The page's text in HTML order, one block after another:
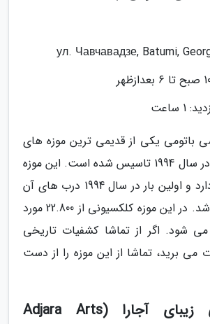
ساعت
باتومی یکی از قدیمی ترین موزه های
این شهر است که در سال 1994 تاسیس شده است. این موزه
تاریخی 100 ساله دارد و اولین بار در سال 1994 درب های آن
روی عموم گشوده شد. در این موزه کلکسیونی از 22.800 مورد
شود. اگر از تماشا کشفیات تاریخی
می برید، تماشا از این موزه را از دست
موزه هنرهای زیبای آجارا (Adjara Arts